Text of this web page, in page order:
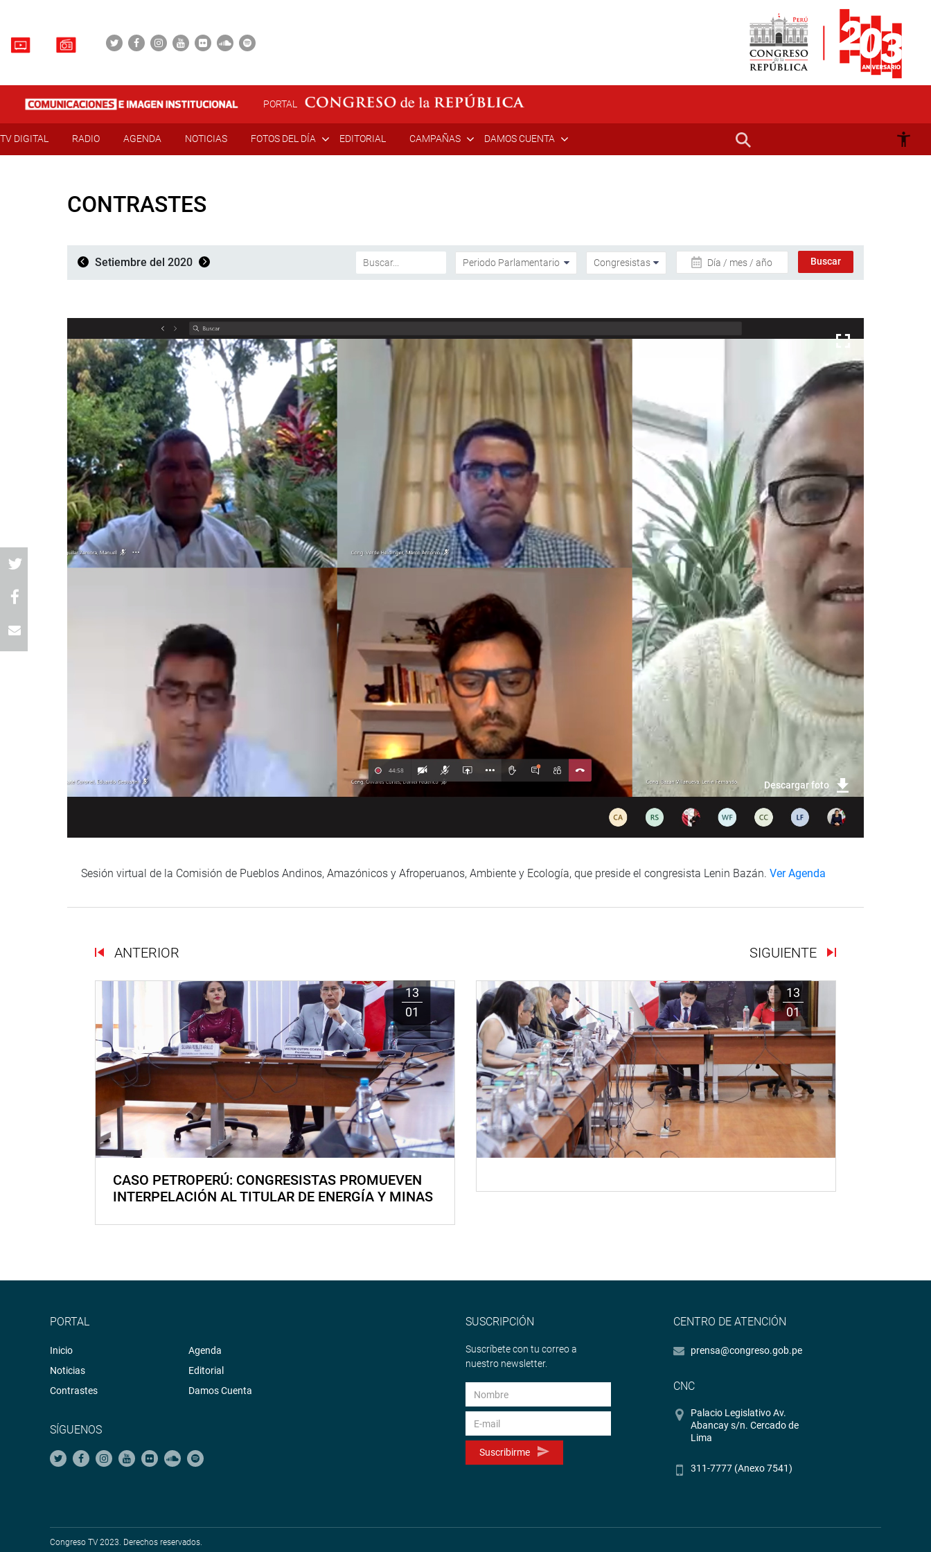
PORTAL
TV DIGITAL RADIO AGENDA NOTICIAS FOTOS DEL DÍA EDITORIAL CAMPAÑAS DAMOS CUENTA
CONTRASTES
Setiembre del 2020 Día / mes / año
Descargar foto
Sesión virtual de la Comisión de Pueblos Andinos, Amazónicos y Afroperuanos, Ambiente y Ecología, que preside el congresista Lenin Bazán. Ver Agenda
ANTERIOR SIGUIENTE
13
01
CASO PETROPERÚ: CONGRESISTAS PROMUEVEN
INTERPELACIÓN AL TITULAR DE ENERGÍA Y MINAS
13
01
PORTAL
Inicio
Noticias
Contrastes
Agenda
Editorial
Damos Cuenta
SÍGUENOS
SUSCRIPCIÓN
Suscríbete con tu correo a
nuestro newsletter.
Suscribirme
CENTRO DE ATENCIÓN
prensa@congreso.gob.pe
CNC
Palacio Legislativo Av.
Abancay s/n. Cercado de
Lima
311-7777 (Anexo 7541)
Congreso TV 2023. Derechos reservados.